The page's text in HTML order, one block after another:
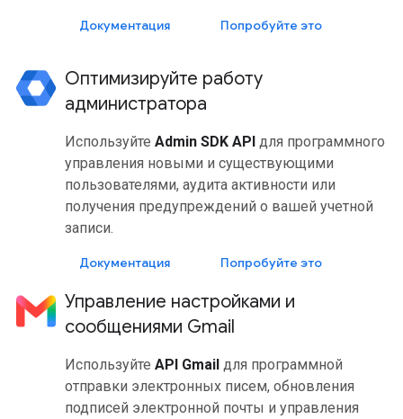
Документация Попробуйте это
Оптимизируйте работу
администратора
Используйте Admin SDK API для программного
управления новыми и существующими
пользователями, аудита активности или
получения предупреждений о вашей учетной
записи.
Документация Попробуйте это
Управление настройками и
сообщениями Gmail
Используйте API Gmail для программной
отправки электронных писем, обновления
подписей электронной почты и управления